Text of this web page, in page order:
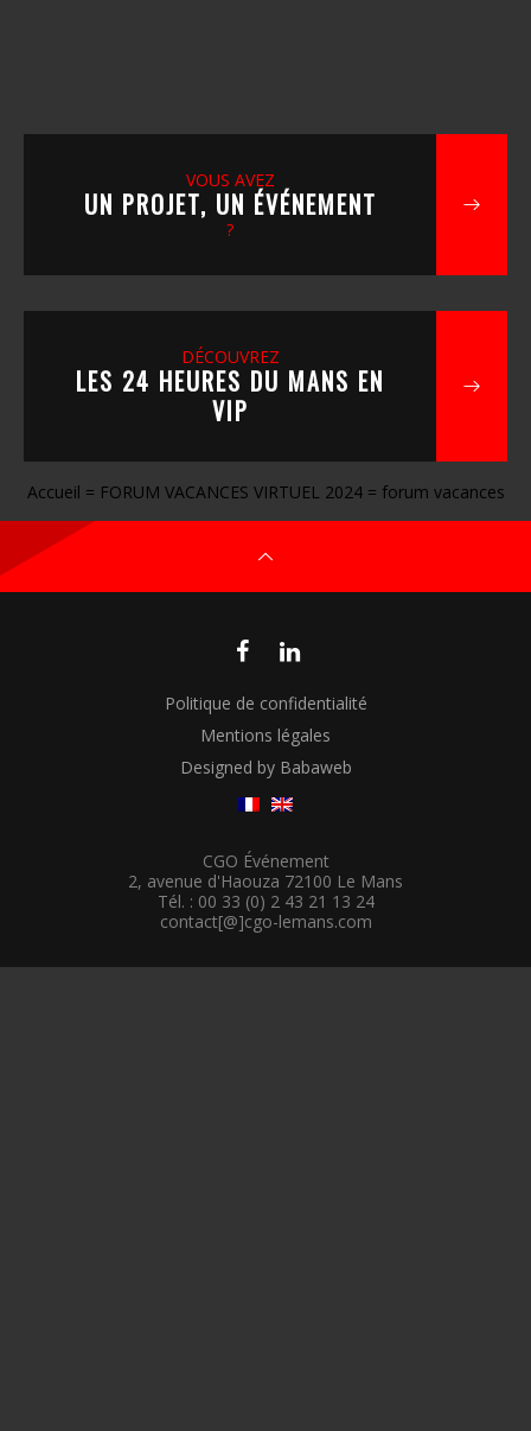
VOUS AVEZ
UN PROJET, UN ÉVÉNEMENT
?
DÉCOUVREZ
LES 24 HEURES DU MANS EN
VIP
Accueil = FORUM VACANCES VIRTUEL 2024= forum vacances
Politique de confidentialité
Mentions légales
Designed by Babaweb
CGO Événement
2, avenue d'Haouza 72100 Le Mans
Tél. : 00 33 (0) 2 43 21 13 24
contact[@]cgo-lemans.com